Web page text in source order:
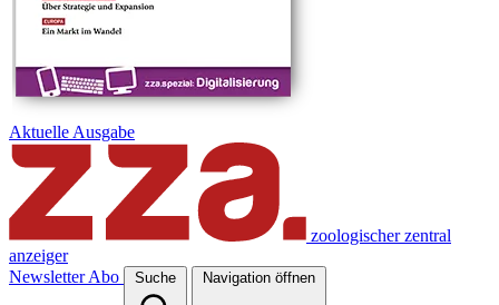
Aktuelle Ausgabe
zoologischer zentral
anzeiger
Newsletter Abo Suche Navigation öffnen